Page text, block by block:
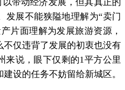
发展不能狭隘地理解为“卖门
片面理解为发展旅游资源，
不仅违背了发展的初衷也没有
来说，眼下仅剩的1平方公里
设的任务不妨留给新城区。